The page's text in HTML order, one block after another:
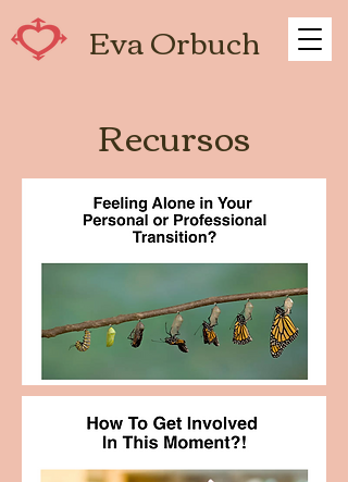
Eva Orbuch
Recursos